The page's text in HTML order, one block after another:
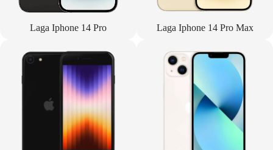
Laga Iphone 14 Pro Laga Iphone 14 Pro Max